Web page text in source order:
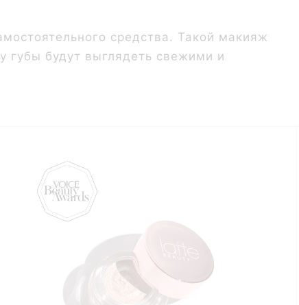
средства. Такой макияж
губы будут выглядеть свежими и